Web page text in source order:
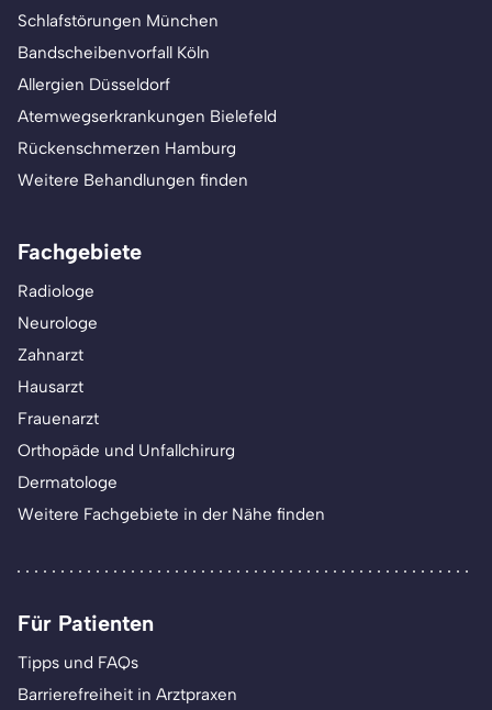
Schlafstörungen München
Bandscheibenvorfall Köln
Allergien Düsseldorf
Atemwegserkrankungen Bielefeld
Rückenschmerzen Hamburg
Weitere Behandlungen finden
Fachgebiete
Radiologe
Neurologe
Zahnarzt
Hausarzt
Frauenarzt
Orthopäde und Unfallchirurg
Dermatologe
Weitere Fachgebiete in der Nähe finden
Für Patienten
Tipps und FAQs
Barrierefreiheit in Arztpraxen